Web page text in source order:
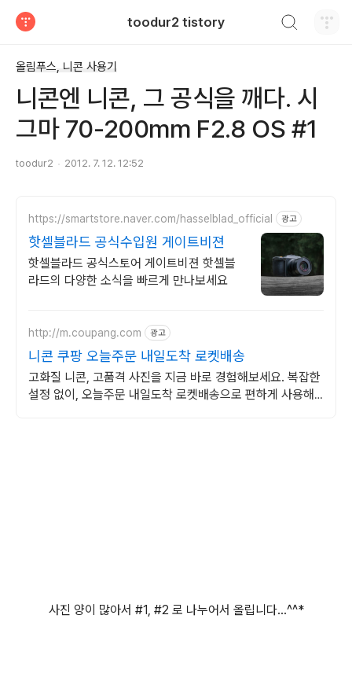
toodur2 tistory
올림푸스, 니콘 사용기
니콘엔 니콘, 그 공식을 깨다. 시
그마 70-200mm F2.8 OS #1
toodur2 2012. 7. 12. 12:52
https://smartstore.naver.com/hasselblad_official 광고
핫셀블라드 공식수입원 게이트비젼
핫셀블라드 공식스토어 게이트비젼 핫셀블
라드의 다양한 소식을 빠르게 만나보세요
http://m.coupang.com 광고
니콘 쿠팡 오늘주문 내일도착 로켓배송
고화질 니콘, 고품격 사진을 지금 바로 경험해보세요. 복잡한
설정 없이, 오늘주문 내일도착 로켓배송으로 편하게 사용해
사진 양이 많아서 #1, #2 로 나누어서 올립니다...^^*